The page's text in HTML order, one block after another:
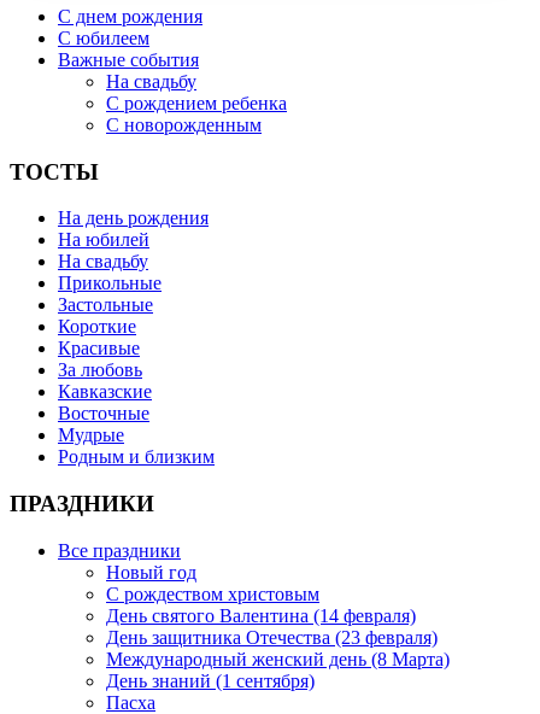
С днем рождения
С юбилеем
Важные события
На свадьбу
С рождением ребенка
С новорожденным
ТОСТЫ
На день рождения
На юбилей
На свадьбу
Прикольные
Застольные
Короткие
Красивые
За любовь
Кавказские
Восточные
Мудрые
Родным и близким
ПРАЗДНИКИ
Все праздники
Новый год
С рождеством христовым
День святого Валентина (14 февраля)
День защитника Отечества (23 февраля)
Международный женский день (8 Марта)
День знаний (1 сентября)
Пасха